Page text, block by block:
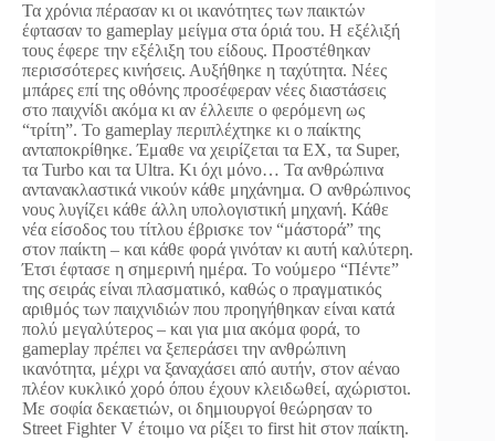
Τα χρόνια πέρασαν κι οι ικανότητες των παικτών
έφτασαν το gameplay μείγμα στα όριά του. Η εξέλιξή
τους έφερε την εξέλιξη του είδους. Προστέθηκαν
περισσότερες κινήσεις. Αυξήθηκε η ταχύτητα. Νέες
μπάρες επί της οθόνης προσέφεραν νέες διαστάσεις
στο παιχνίδι ακόμα κι αν έλλειπε ο φερόμενη ως
“τρίτη”. Το gameplay περιπλέχτηκε κι ο παίκτης
ανταποκρίθηκε. Έμαθε να χειρίζεται τα ΕΧ, τα Super,
τα Turbo και τα Ultra. Κι όχι μόνο… Τα ανθρώπινα
αντανακλαστικά νικούν κάθε μηχάνημα. Ο ανθρώπινος
νους λυγίζει κάθε άλλη υπολογιστική μηχανή. Κάθε
νέα είσοδος του τίτλου έβρισκε τον “μάστορά” της
στον παίκτη – και κάθε φορά γινόταν κι αυτή καλύτερη.
Έτσι έφτασε η σημερινή ημέρα. Το νούμερο “Πέντε”
της σειράς είναι πλασματικό, καθώς ο πραγματικός
αριθμός των παιχνιδιών που προηγήθηκαν είναι κατά
πολύ μεγαλύτερος – και για μια ακόμα φορά, το
gameplay πρέπει να ξεπεράσει την ανθρώπινη
ικανότητα, μέχρι να ξαναχάσει από αυτήν, στον αέναο
πλέον κυκλικό χορό όπου έχουν κλειδωθεί, αχώριστοι.
Με σοφία δεκαετιών, οι δημιουργοί θεώρησαν το
Street Fighter V έτοιμο να ρίξει το first hit στον παίκτη.